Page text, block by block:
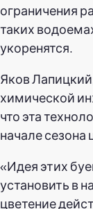
ограничения
таких
укоренятся.
Яков
химической
что эта
начале сезона
«Идея этих
установить в
цветение